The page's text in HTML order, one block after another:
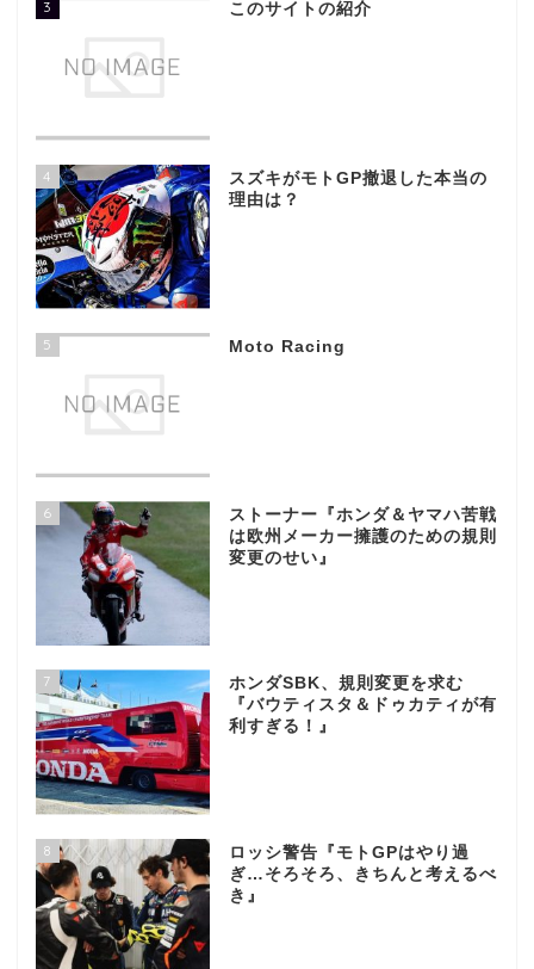
3 このサイトの紹介
4
スズキがモトGP撤退した本当の
理由は？
5 Moto Racing
6
ストーナー『ホンダ＆ヤマハ苦戦
は欧州メーカー擁護のための規則
変更のせい』
7
ホンダSBK、規則変更を求む
『バウティスタ＆ドゥカティが有
利すぎる！』
8
ロッシ警告『モトGPはやり過
ぎ…そろそろ、きちんと考えるべ
き』